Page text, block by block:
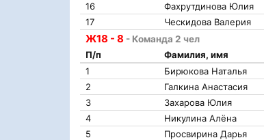
16
Фахрутдинова Юлия
17
Ческидова Валерия
Ж18 - 8 - Команда 2 чел
П/п
Фамилия, имя
1
Бирюкова Наталья
2
Галкина Анастасия
3
Захарова Юлия
4
Никулина Алёна
5
Просвирина Дарья